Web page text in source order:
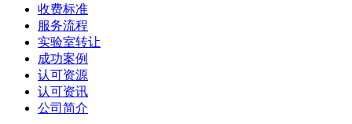
收费标准
服务流程
实验室转让
成功案例
认可资源
认可资讯
公司简介